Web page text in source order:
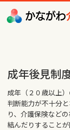
成年後見制
成年（２０歳以上
判断能力が不十分
り、介護保険など
結んだりすること